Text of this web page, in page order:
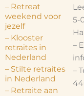
– Retreat
weekend voor
jezelf
– Klooster
retraites in
Nederland
– Stilte retraites
in Nederland
– Retraite aan
5-
–
–